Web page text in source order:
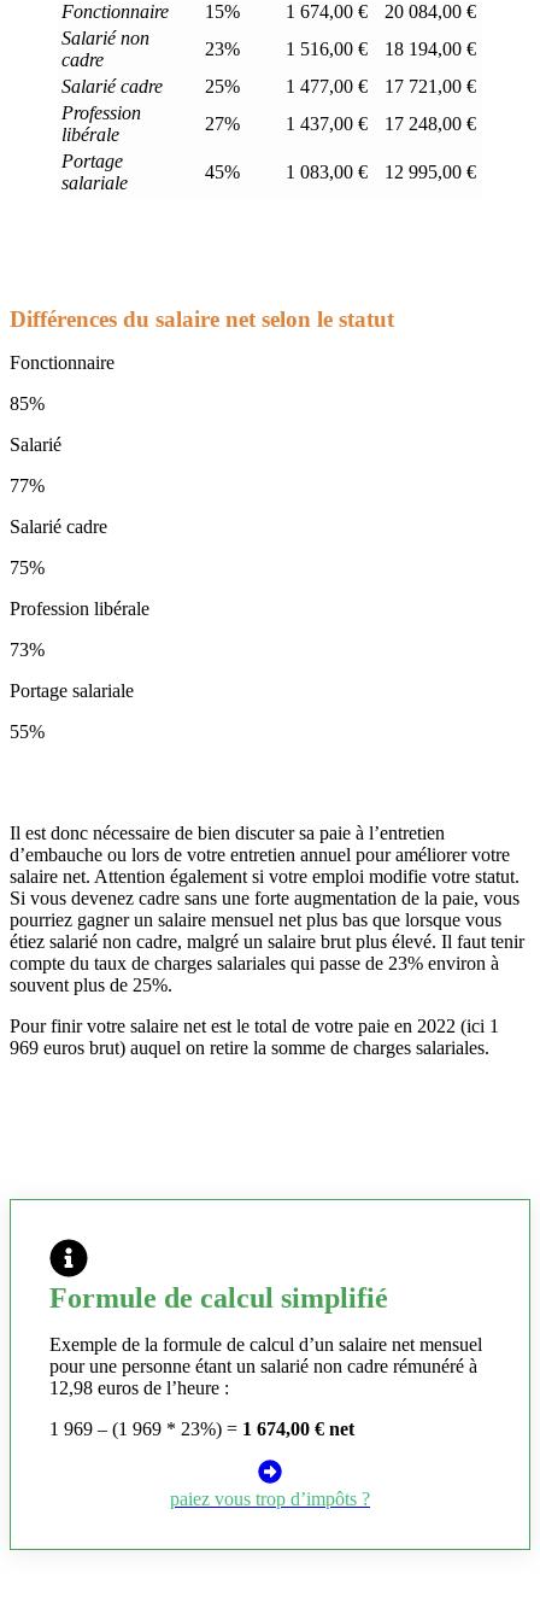
Fonctionnaire
15% 1 674,00 €
20 084,00 €
Salarié non
cadre
23% 1 516,00 €
18 194,00 €
Salarié cadre
25% 1 477,00 €
17 721,00 €
Profession
libérale
27% 1 437,00 €
17 248,00 €
Portage
salariale
45% 1 083,00 € 12 995,00 €
Différences du salaire net selon le statut
Fonctionnaire
85%
Salarié
77%
Salarié cadre
75%
Profession libérale
73%
Portage salariale
55%
Il est donc nécessaire de bien discuter sa paie à l’entretien
d’embauche ou lors de votre entretien annuel pour améliorer votre
salaire net. Attention également si votre emploi modifie votre statut.
Si vous devenez cadre sans une forte augmentation de la paie, vous
pourriez gagner un salaire mensuel net plus bas que lorsque vous
étiez salarié non cadre, malgré un salaire brut plus élevé. Il faut tenir
compte du taux de charges salariales qui passe de 23% environ à
souvent plus de 25%.
Pour finir votre salaire net est le total de votre paie en 2022 (ici 1
969 euros brut) auquel on retire la somme de charges salariales.
Formule de calcul simplifié
Exemple de la formule de calcul d’un salaire net mensuel
pour une personne étant un salarié non cadre rémunéré à
12,98 euros de l’heure :
1 969 – (1 969 * 23%) = 1 674,00 € net
paiez vous trop d’impôts ?